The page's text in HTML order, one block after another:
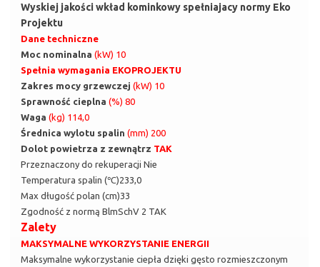
Wyskiej jakości wkład kominkowy spełniajacy normy Eko
Projektu
Dane techniczne
Moc nominalna (kW) 10
Spełnia wymagania EKOPROJEKTU
Zakres mocy grzewczej (kW) 10
Sprawność cieplna (%) 80
Waga (kg) 114,0
Średnica wylotu spalin (mm) 200
Dolot powietrza z zewnątrz TAK
Przeznaczony do rekuperacji Nie
Temperatura spalin (℃)233,0
Max długość polan (cm)33
Zgodność z normą BlmSchV 2 TAK
Zalety
MAKSYMALNE WYKORZYSTANIE ENERGII
Maksymalne wykorzystanie ciepła dzięki gęsto rozmieszczonym